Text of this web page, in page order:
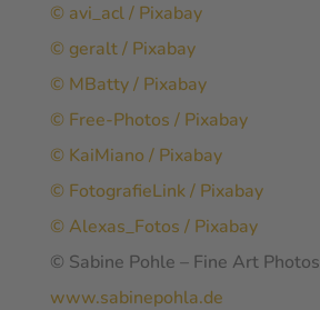
© avi_acl / Pixabay
© geralt / Pixabay
© MBatty / Pixabay
© Free-Photos / Pixabay
© KaiMiano / Pixabay
© FotografieLink / Pixabay
© Alexas_Fotos / Pixabay
© Sabine Pohle – Fine Art Photos
www.sabinepohla.de